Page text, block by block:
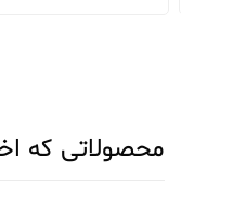
محصولاتی که